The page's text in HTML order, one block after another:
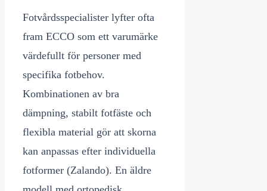
Fotvårdsspecialister lyfter ofta
fram ECCO som ett varumärke
värdefullt för personer med
specifika fotbehov.
Kombinationen av bra
dämpning, stabilt fotfäste och
flexibla material gör att skorna
kan anpassas efter individuella
fotformer (Zalando). En äldre